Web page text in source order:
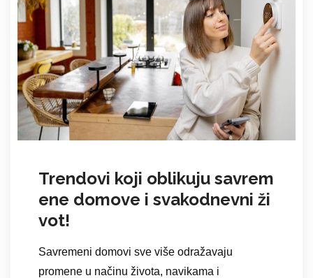
Trendovi koji oblikuju savrem
ene domove i svakodnevni ži
vot!
Savremeni domovi sve više odražavaju
promene u načinu života, navikama i